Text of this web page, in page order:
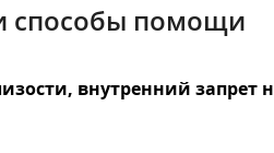
способы помощи
внутренний запрет